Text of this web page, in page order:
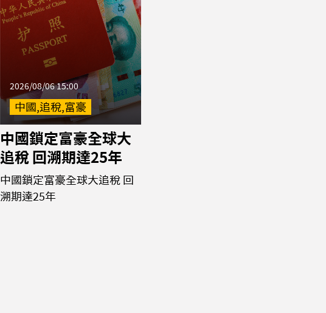
2026/08/06 15:00
中國,追稅,富豪
中國鎖定富豪全球大
追稅 回溯期達25年
中國鎖定富豪全球大追稅 回
溯期達25年